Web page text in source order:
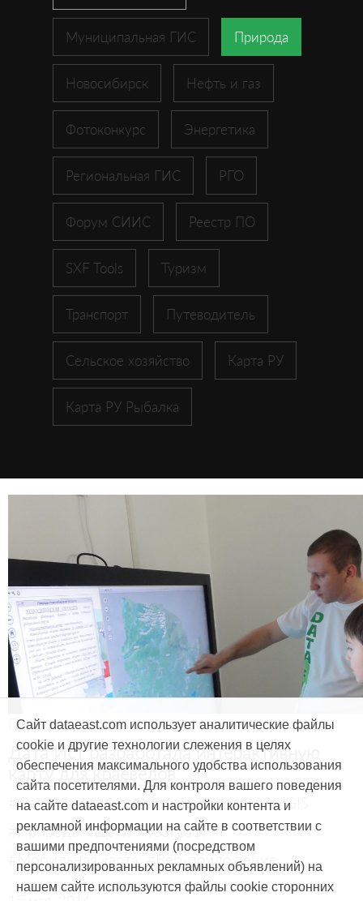
Муниципальная ГИС Природа
Новосибирск Нефть и газ
Фотоконкурс Энергетика
Региональная ГИС РГО
Форум СИИС Реестр ПО
SXF Tools Туризм
Транспорт Путеводитель
Сельское хозяйство Карта РУ
Карта РУ Рыбалка
Продукты и услуги
Дата Ист разработала интерактивную
карту для краеведов
#CarryMap #Интерактивная карта #ArcGIS
#Природа #Дети #География
#Мобильная карта #Веб-приложение
Сайт dataeast.com использует аналитические файлы
cookie и другие технологии слежения в целях
обеспечения максимального удобства использования
сайта посетителями. Для контроля вашего поведения
на сайте dataeast.com и настройки контента и
рекламной информации на сайте в соответствии с
вашими предпочтениями (посредством
персонализированных рекламных объявлений) на
нашем сайте используются файлы cookie сторонних